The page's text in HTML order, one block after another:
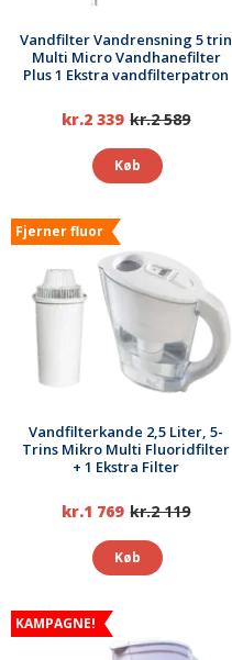
Vandfilter Vandrensning 5 trin
Multi Micro Vandhanefilter
Plus 1 Ekstra vandfilterpatron
kr.2 339 kr.2 589
Køb
Fjerner fluor
Vandfilterkande 2,5 Liter, 5-
Trins Mikro Multi Fluoridfilter
+ 1 Ekstra Filter
kr.1 769 kr.2 119
Køb
KAMPAGNE!